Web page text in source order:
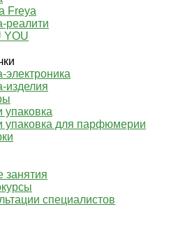
Freya
реалити
YOU
электроника
изделия
упаковка
упаковка для парфюмерии
занятия
специалистов